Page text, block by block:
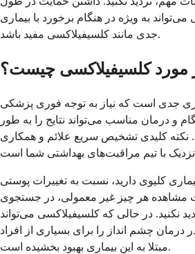
به ویژه در هنگام برخورد با بیماری
جدی مانند کلسيفیلاکسی مفید باشد.
مورد کلسيفیلاکسی چیست؟
جدی است که نیاز به توجه فوری پزشکی
و درمان مناسب می‌تواند نتایج را به طور
نکته کلیدی تشخیص سریع علائم و همکاری
کلیوی دارید، نسبت به تغییرات پوستی
مشاهده هر چیز غیر معمولی، در جستجوی
نکنید. در حالی که کلسيفیلاکسی می‌تواند
چشم انداز را برای بسیاری از افراد
مبتلا به این بیماری بهبود بخشیده است.